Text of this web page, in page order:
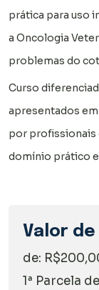
prática para uso
a Oncologia
problemas do
Curso
apresentados
por profissionais
domínio prático e
Valor
de:
1ª Parcela